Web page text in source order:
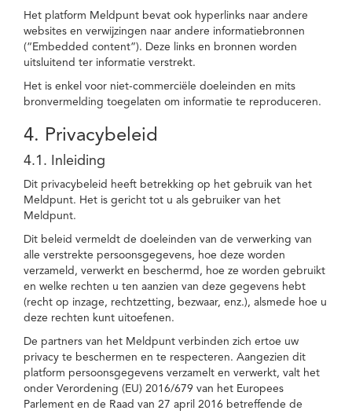
Het platform Meldpunt bevat ook hyperlinks naar andere
websites en verwijzingen naar andere informatiebronnen
(“Embedded content”). Deze links en bronnen worden
uitsluitend ter informatie verstrekt.
Het is enkel voor niet-commerciële doeleinden en mits
bronvermelding toegelaten om informatie te reproduceren.
4. Privacybeleid
4.1. Inleiding
Dit privacybeleid heeft betrekking op het gebruik van het
Meldpunt. Het is gericht tot u als gebruiker van het
Meldpunt.
Dit beleid vermeldt de doeleinden van de verwerking van
alle verstrekte persoonsgegevens, hoe deze worden
verzameld, verwerkt en beschermd, hoe ze worden gebruikt
en welke rechten u ten aanzien van deze gegevens hebt
(recht op inzage, rechtzetting, bezwaar, enz.), alsmede hoe u
deze rechten kunt uitoefenen.
De partners van het Meldpunt verbinden zich ertoe uw
privacy te beschermen en te respecteren. Aangezien dit
platform persoonsgegevens verzamelt en verwerkt, valt het
onder Verordening (EU) 2016/679 van het Europees
Parlement en de Raad van 27 april 2016 betreffende de